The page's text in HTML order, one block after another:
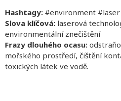
Hashtagy: #environment
Slova klíčová: laserová
environmentální znečištění
Frazy dlouhého ocasu:
mořského prostředí, čištění
toxických látek ve vodě.